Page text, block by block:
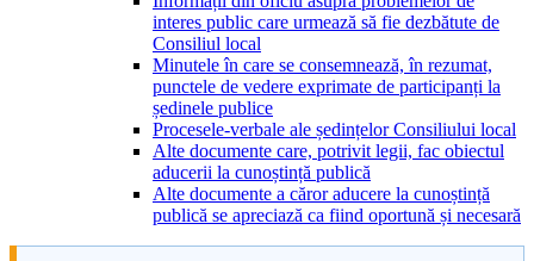
interes public care urmează să fie dezbătute de
Consiliul local
Minutele în care se consemnează, în rezumat,
punctele de vedere exprimate de participanți la
ședinele publice
Procesele-verbale ale ședințelor Consiliului local
Alte documente care, potrivit legii, fac obiectul
aducerii la cunoștință publică
Alte documente a căror aducere la cunoștință
publică se apreciază ca fiind oportună și necesară